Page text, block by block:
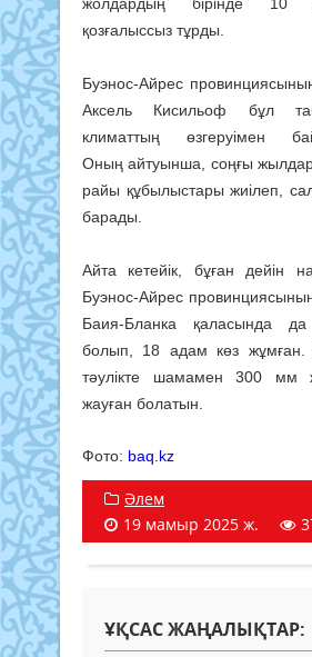
жолдардың бірінде 10
қозғалыссыз тұрды.
Буэнос-Айрес
Аксель Кисильоф бұл
климаттың өзгеруімен
Оның айтуынша, соңғы
райы құбылыстары жиілеп,
барады.
Айта кетейік, бұған дейін
Буэнос-Айрес провинциясының
Баия-Бланка қаласында
болып, 18 адам көз жұмған.
тәулікте шамамен 300 мм
жауған болатын.
Фото: baq.kz
Әлем
19 мамыр 2025 ж.
ҰҚСАС ЖАҢАЛЫҚТАР: